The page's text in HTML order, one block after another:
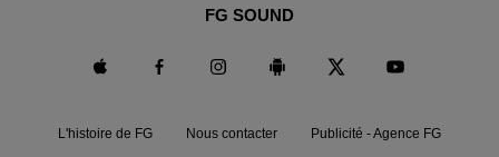
FG SOUND
L'histoire de FG Nous contacter Publicité - Agence FG